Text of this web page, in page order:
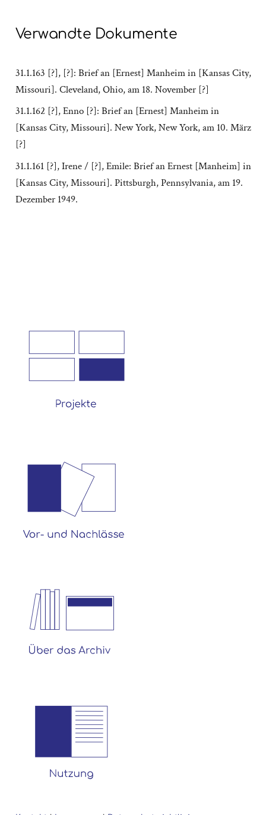
Verwandte Dokumente
31.1.163 [?], [?]: Brief an [Ernest] Manheim in [Kansas City,
Missouri]. Cleveland, Ohio, am 18. November [?]
31.1.162 [?], Enno [?]: Brief an [Ernest] Manheim in
[Kansas City, Missouri]. New York, New York, am 10. März
[?]
31.1.161 [?], Irene / [?], Emile: Brief an Ernest [Manheim] in
[Kansas City, Missouri]. Pittsburgh, Pennsylvania, am 19.
Dezember 1949.